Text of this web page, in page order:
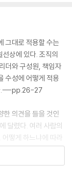
그대로 적용할 수는
상에 있다. 조직의
더와 구성원, 책임자
수성에 어떻게 적용
다.---pp.26-27
한 의견을 들을 것인
달렸다. 여러 사람의
떻게 하느냐에 따라
있다. 이것은 바로 리